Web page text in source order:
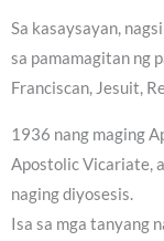
Sa kasaysayan,
sa pamamagitan ng
Franciscan, Jesuit,
1936 nang maging
Apostolic Vicariate,
naging diyosesis.
Isa sa mga tanyang